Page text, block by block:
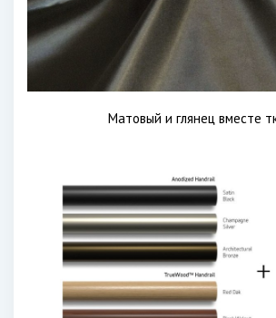
Матовый и глянец вместе